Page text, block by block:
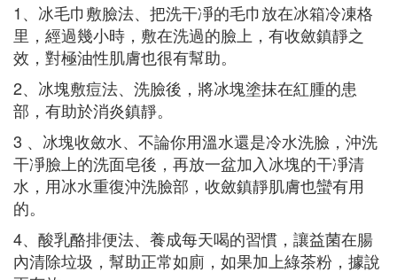
1、冰毛巾敷臉法、把洗干凈的毛巾放在冰箱冷凍格
里，經過幾小時，敷在洗過的臉上，有收斂鎮靜之
效，對極油性肌膚也很有幫助。
2、冰塊敷痘法、洗臉後，將冰塊塗抹在紅腫的患
部，有助於消炎鎮靜。
3 、冰塊收斂水、不論你用溫水還是冷水洗臉，沖洗
干凈臉上的洗面皂後，再放一盆加入冰塊的干凈清
水，用冰水重復沖洗臉部，收斂鎮靜肌膚也蠻有用
的。
4、酸乳酪排便法、養成每天喝的習慣，讓益菌在腸
內清除垃圾，幫助正常如廁，如果加上綠茶粉，據說